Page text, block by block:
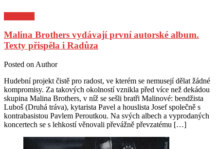
Malina Brothers vydávají první autorské album.
Texty přispěla i Radůza
Posted on Author
Hudební projekt čistě pro radost, ve kterém se nemusejí dělat žádné
kompromisy. Za takových okolností vznikla před více než dekádou
skupina Malina Brothers, v níž se sešli bratři Malinové: bendžista
Luboš (Druhá tráva), kytarista Pavel a houslista Josef společně s
kontrabasistou Pavlem Peroutkou. Na svých albech a vyprodaných
koncertech se s lehkostí věnovali převážně převzatému […]